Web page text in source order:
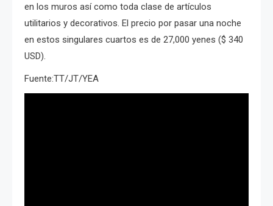
en los muros así como toda clase de artículos
utilitarios y decorativos. El precio por pasar una noche
en estos singulares cuartos es de 27,000 yenes ($ 340
USD).
Fuente:TT/JT/YEA